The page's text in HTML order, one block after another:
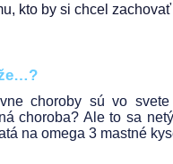
kto by si chcel
choroby sú vo
choroba? Ale to sa
na omega 3 mastné